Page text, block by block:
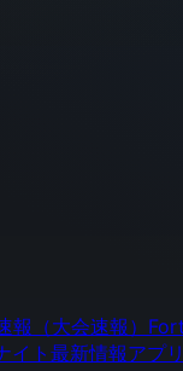
報（大会速報）
イト最新情報アプリ